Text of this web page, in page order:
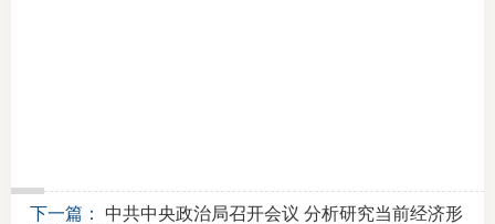
下一篇：
中共中央政治局召开会议 分析研究当前经济形